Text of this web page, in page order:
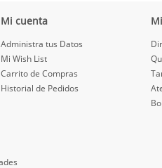
Mi cuenta
Administra tus Datos
Mi Wish List
Carrito de Compras
Historial de Pedidos